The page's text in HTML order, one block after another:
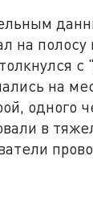
на полосу
с
на
одного
в